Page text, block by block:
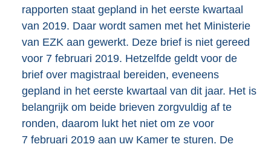
rapporten staat gepland in het eerste kwartaal
van 2019. Daar wordt samen met het Ministerie
van EZK aan gewerkt. Deze brief is niet gereed
voor 7 februari 2019. Hetzelfde geldt voor de
brief over magistraal bereiden, eveneens
gepland in het eerste kwartaal van dit jaar. Het is
belangrijk om beide brieven zorgvuldig af te
ronden, daarom lukt het niet om ze voor
7 februari 2019 aan uw Kamer te sturen. De